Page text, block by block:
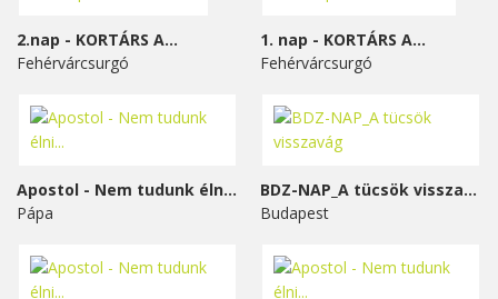
2.nap - KORTÁRS A...
Fehérvárcsurgó
1. nap - KORTÁRS A...
Fehérvárcsurgó
Apostol - Nem tudunk élni...
Pápa
BDZ-NAP_A tücsök visszavág
Budapest